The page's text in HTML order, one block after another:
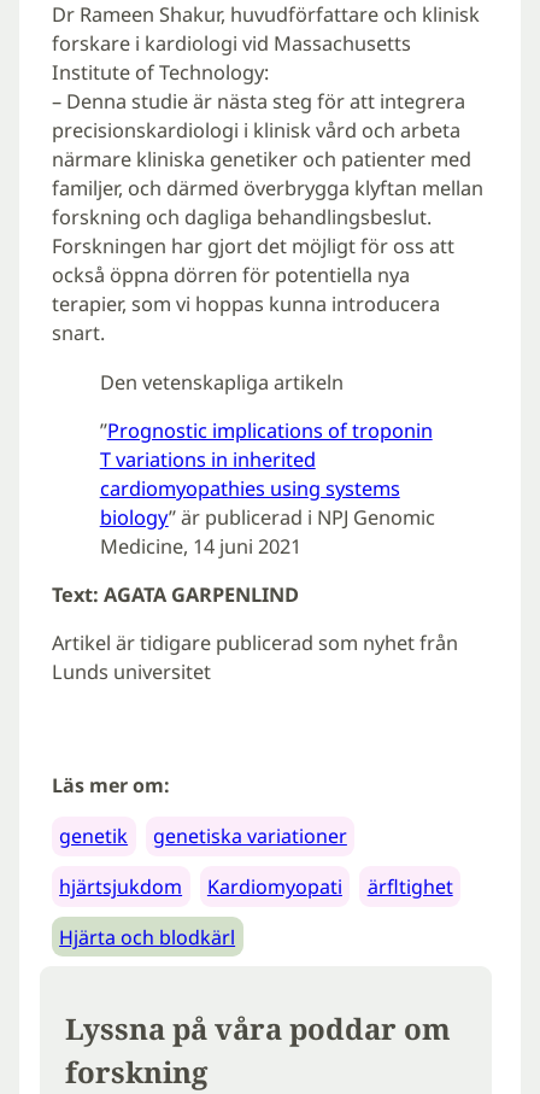
Dr Rameen Shakur, huvudförfattare och klinisk
forskare i kardiologi vid Massachusetts
Institute of Technology:
– Denna studie är nästa steg för att integrera
precisionskardiologi i klinisk vård och arbeta
närmare kliniska genetiker och patienter med
familjer, och därmed överbrygga klyftan mellan
forskning och dagliga behandlingsbeslut.
Forskningen har gjort det möjligt för oss att
också öppna dörren för potentiella nya
terapier, som vi hoppas kunna introducera
snart.
Den vetenskapliga artikeln
”Prognostic implications of troponin
T variations in inherited
cardiomyopathies using systems
biology” är publicerad i NPJ Genomic
Medicine, 14 juni 2021
Text: AGATA GARPENLIND
Artikel är tidigare publicerad som nyhet från
Lunds universitet
Läs mer om:
genetik
genetiska variationer
hjärtsjukdom
Kardiomyopati
ärfltighet
Hjärta och blodkärl
Lyssna på våra poddar om
forskning